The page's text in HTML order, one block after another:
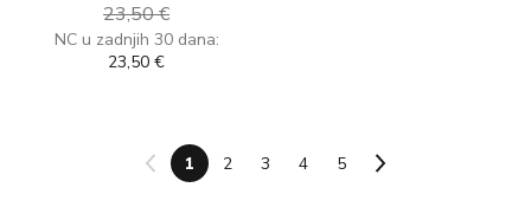
23,50 €
NC u zadnjih 30 dana:
23,50 €
1 2 3 4 5